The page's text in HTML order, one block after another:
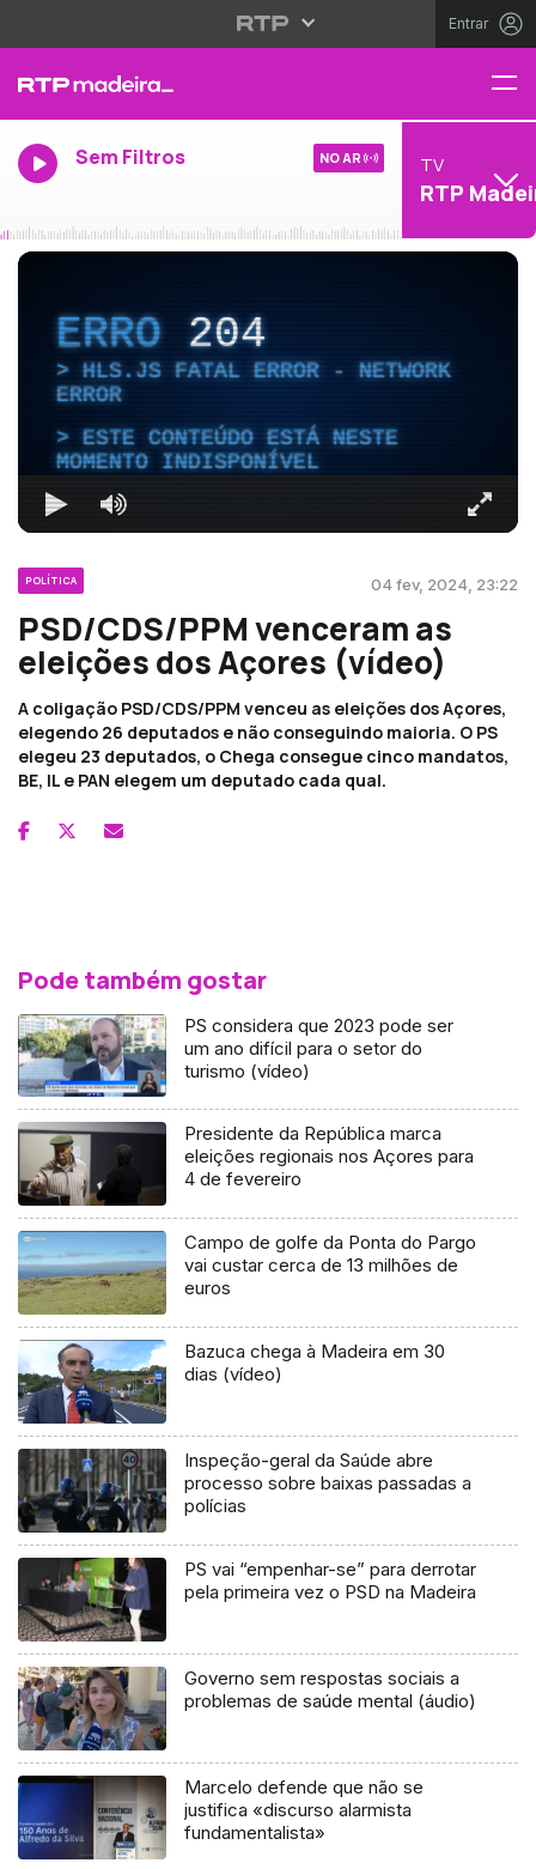
Entrar
Sem Filtros NO AR TV
RTP
ERRO204
HLS.JS FATAL ERROR - NETWORK
ERROR
ESTE CONTEÚDO ESTÁ NESTE
MOMENTO INDISPONÍVEL
POLÍTICA 04 fev, 2024, 23:22
PSD/CDS/PPM venceram as
eleições dos Açores (vídeo)
A coligação PSD/CDS/PPM venceu as eleições dos Açores,
elegendo 26 deputados e não conseguindo maioria. O PS
elegeu 23 deputados, o Chega consegue cinco mandatos,
BE, IL e PAN elegem um deputado cada qual.
Pode também gostar
PS considera que 2023 pode ser
um ano difícil para o setor do
turismo (vídeo)
Presidente da República marca
eleições regionais nos Açores para
4 de fevereiro
Campo de golfe da Ponta do Pargo
vai custar cerca de 13 milhões de
euros
Bazuca chega à Madeira em 30
dias (vídeo)
Inspeção-geral da Saúde abre
processo sobre baixas passadas a
polícias
PS vai “empenhar-se” para derrotar
pela primeira vez o PSD na Madeira
Governo sem respostas sociais a
problemas de saúde mental (áudio)
Marcelo defende que não se
justifica «discurso alarmista
fundamentalista»